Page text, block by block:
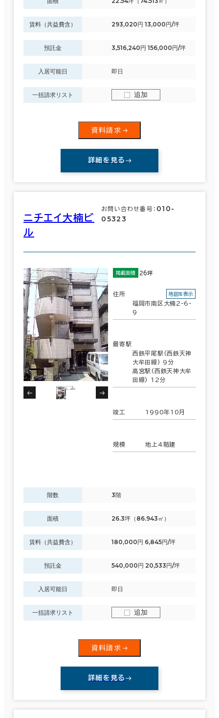
賃料（共益費含） 293,020円 13,000円/坪
預託金 3,516,240円 156,000円/坪
入居可能日 即日
一括請求リスト 追加
資料請求
詳細を見る
ニチエイ大楠ビ
ル
お問い合わせ番号： 010-
05323
掲載面積 26坪
住所
福岡市南区大楠2-6-
9
地図を表示
最寄駅
西鉄平尾駅(西鉄天神
大牟田線) 9分
高宮駅(西鉄天神大牟
田線) 12分
竣工 1990年10月
規模 地上4階建
階数 3階
面積 26.3坪（86.943㎡）
賃料（共益費含） 180,000円 6,845円/坪
預託金 540,000円 20,533円/坪
入居可能日 即日
一括請求リスト 追加
資料請求
詳細を見る
面積選択
坪数
複数フロアを含む
月総額
賃料非公開物件を含む